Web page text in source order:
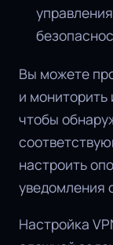
Вы можете
и мониторить
чтобы
настроить
уведомления
Настройка